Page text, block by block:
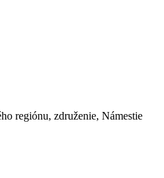
regiónu, združenie, Námestie